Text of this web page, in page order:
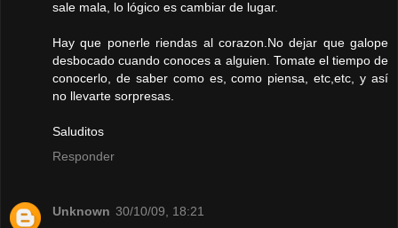
sale mala, lo lógico es cambiar de lugar.
Hay que ponerle riendas al corazon.No dejar que galope
desbocado cuando conoces a alguien. Tomate el tiempo de
conocerlo, de saber como es, como piensa, etc,etc, y así
no llevarte sorpresas.
Saluditos
Responder
Unknown 30/10/09, 18:21